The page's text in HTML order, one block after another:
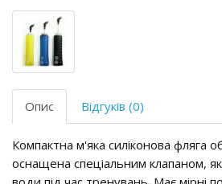
Опис Відгуків (0)
Компактна м'яка силіконова фляга
оснащена спеціальним клапаном,